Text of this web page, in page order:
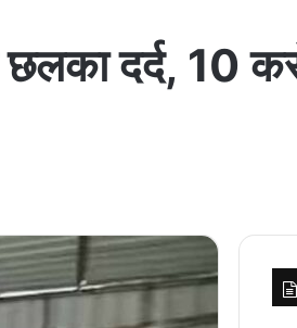
दर्द, 10